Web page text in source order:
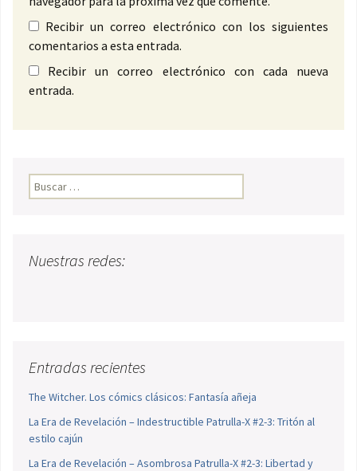
Recibir un correo electrónico con los siguientes
comentarios a esta entrada.
Recibir un correo electrónico con cada nueva
entrada.
Buscar:
Nuestras redes:
Entradas recientes
The Witcher. Los cómics clásicos: Fantasía añeja
La Era de Revelación – Indestructible Patrulla-X #2-3: Tritón al
estilo cajún
La Era de Revelación – Asombrosa Patrulla-X #2-3: Libertad y